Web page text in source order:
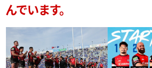
んでいます。